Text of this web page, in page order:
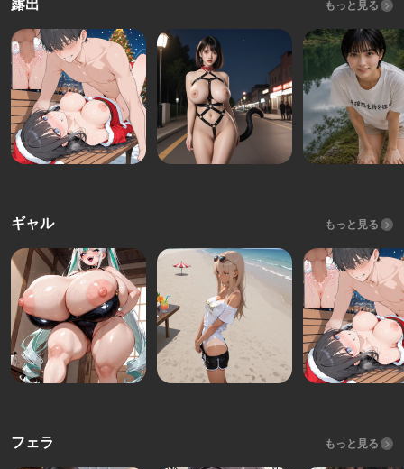
露出 もっと見る
ギャル もっと見る
フェラ もっと見る